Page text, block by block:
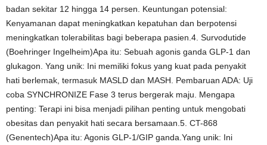
badan sekitar 12 hingga 14 persen. Keuntungan potensial:
Kenyamanan dapat meningkatkan kepatuhan dan berpotensi
meningkatkan tolerabilitas bagi beberapa pasien.4. Survodutide
(Boehringer Ingelheim)Apa itu: Sebuah agonis ganda GLP-1 dan
glukagon. Yang unik: Ini memiliki fokus yang kuat pada penyakit
hati berlemak, termasuk MASLD dan MASH. Pembaruan ADA: Uji
coba SYNCHRONIZE Fase 3 terus bergerak maju. Mengapa
penting: Terapi ini bisa menjadi pilihan penting untuk mengobati
obesitas dan penyakit hati secara bersamaan.5. CT-868
(Genentech)Apa itu: Agonis GLP-1/GIP ganda.Yang unik: Ini